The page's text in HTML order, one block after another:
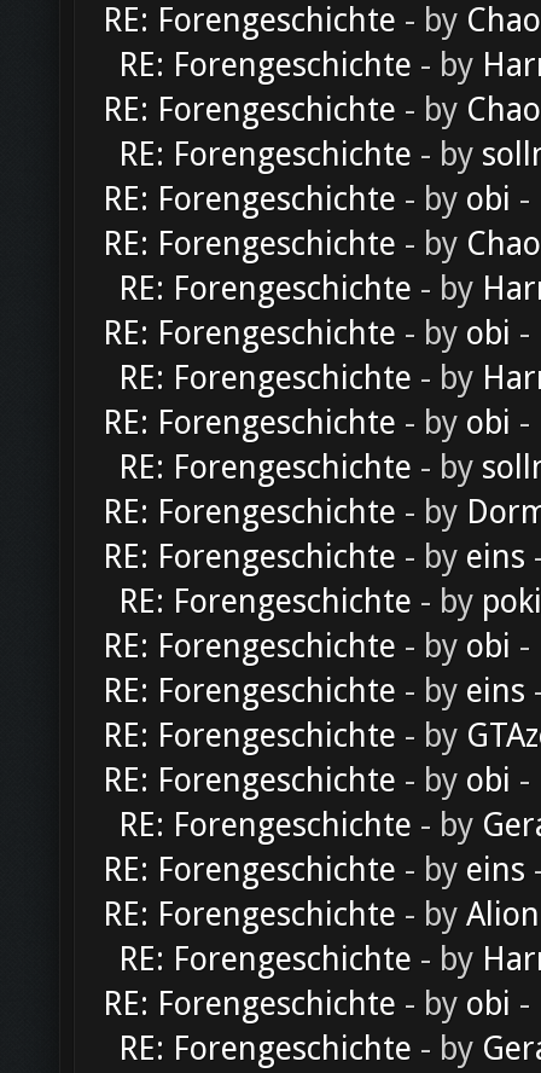
RE: Forengeschichte - by
RE: Forengeschichte - by
RE: Forengeschichte - by
RE: Forengeschichte - by
RE: Forengeschichte - by obi -
RE: Forengeschichte - by
RE: Forengeschichte - by
RE: Forengeschichte - by obi -
RE: Forengeschichte - by
RE: Forengeschichte - by obi -
RE: Forengeschichte - by
RE: Forengeschichte - by
RE: Forengeschichte - by eins
RE: Forengeschichte - by
RE: Forengeschichte - by obi -
RE: Forengeschichte - by eins
RE: Forengeschichte - by
RE: Forengeschichte - by obi -
RE: Forengeschichte - by
RE: Forengeschichte - by eins
RE: Forengeschichte - by Alion
RE: Forengeschichte - by
RE: Forengeschichte - by obi -
RE: Forengeschichte - by